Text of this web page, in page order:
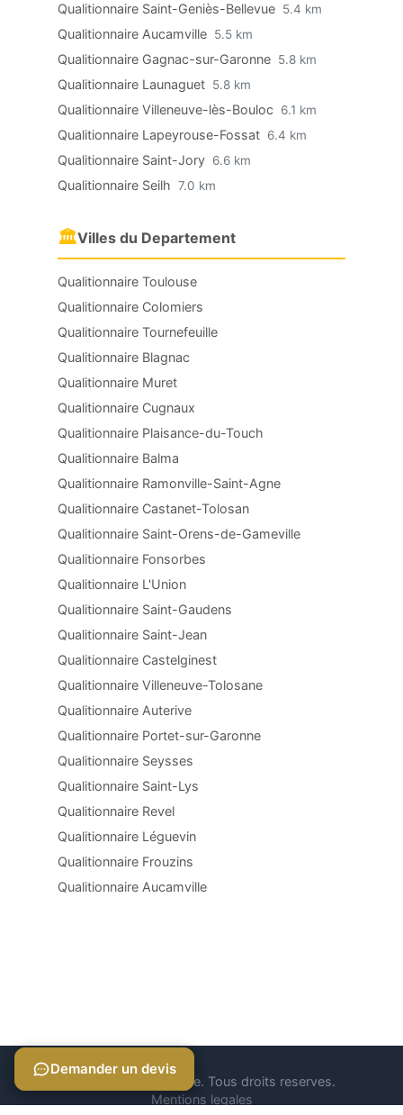
Qualitionnaire Saint-Geniès-Bellevue 5.4 km
Qualitionnaire Aucamville 5.5 km
Qualitionnaire Gagnac-sur-Garonne 5.8 km
Qualitionnaire Launaguet 5.8 km
Qualitionnaire Villeneuve-lès-Bouloc 6.1 km
Qualitionnaire Lapeyrouse-Fossat 6.4 km
Qualitionnaire Saint-Jory 6.6 km
Qualitionnaire Seilh 7.0 km
🏛Villes du Departement
Qualitionnaire Toulouse
Qualitionnaire Colomiers
Qualitionnaire Tournefeuille
Qualitionnaire Blagnac
Qualitionnaire Muret
Qualitionnaire Cugnaux
Qualitionnaire Plaisance-du-Touch
Qualitionnaire Balma
Qualitionnaire Ramonville-Saint-Agne
Qualitionnaire Castanet-Tolosan
Qualitionnaire Saint-Orens-de-Gameville
Qualitionnaire Fonsorbes
Qualitionnaire L'Union
Qualitionnaire Saint-Gaudens
Qualitionnaire Saint-Jean
Qualitionnaire Castelginest
Qualitionnaire Villeneuve-Tolosane
Qualitionnaire Auterive
Qualitionnaire Portet-sur-Garonne
Qualitionnaire Seysses
Qualitionnaire Saint-Lys
Qualitionnaire Revel
Qualitionnaire Léguevin
Qualitionnaire Frouzins
Qualitionnaire Aucamville
© 2026 Qualitionnaire. Tous droits reserves.
Mentions legales
Demander un devis
Demander un devis